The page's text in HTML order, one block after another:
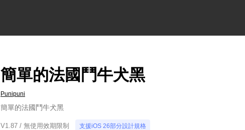
簡單的法國鬥牛犬黑
Punipuni
簡單的法國鬥牛犬黑
V1.87 / 無使用效期限制 支援iOS 26部分設計規格